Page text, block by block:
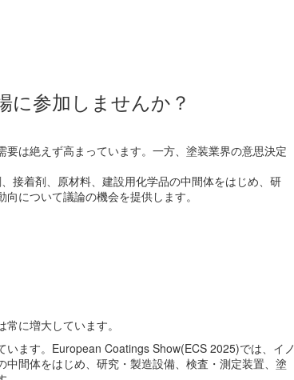
に参加しませんか？
は絶えず高まっています。一方、塗装業界の意思決定
接着剤、原材料、建設用化学品の中間体をはじめ、研
について議論の機会を提供します。
に増大しています。
ます。European Coatings Show(ECS 2025)では、イノ
間体をはじめ、研究・製造設備、検査・測定装置、塗